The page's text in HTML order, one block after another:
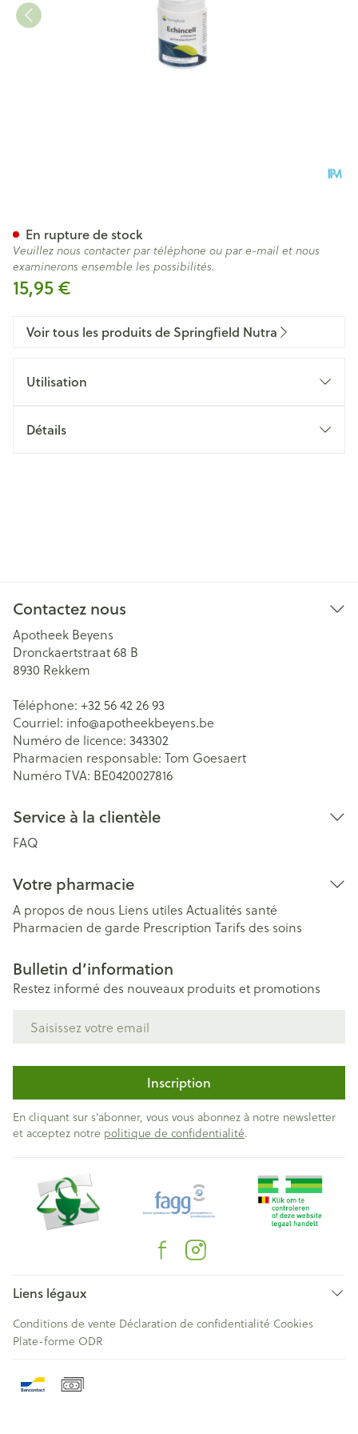
15,95 €
En rupture de stock
Veuillez nous contacter par téléphone ou par e-mail et nous
examinerons ensemble les possibilités.
Voir tous les produits de Springfield Nutra
Utilisation
Détails
Contactez nous
Apotheek Beyens
Dronckaertstraat 68 B
8930 Rekkem
Téléphone: +32 56 42 26 93
Courriel: info@apotheekbeyens.be
Numéro de licence: 343302
Pharmacien responsable: Tom Goesaert
Numéro TVA: BE0420027816
Service à la clientèle
FAQ
Votre pharmacie
A propos de nous Liens utiles Actualités santé
Pharmacien de garde Prescription Tarifs des soins
Bulletin d’information
Restez informé des nouveaux produits et promotions
Inscription
En cliquant sur s'abonner, vous vous abonnez à notre newsletter
et acceptez notre politique de confidentialité.
Liens légaux
Conditions de vente Déclaration de confidentialité Cookies
Plate-forme ODR